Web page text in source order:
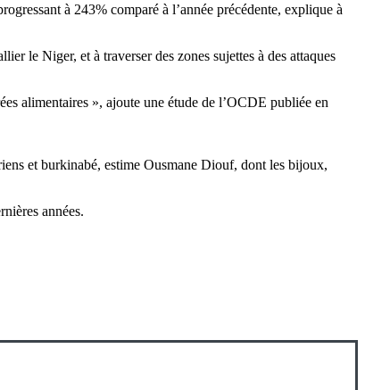
à 243% comparé à l’année précédente, explique à
le Niger, et à traverser des zones sujettes à des attaques
alimentaires », ajoute une étude de l’OCDE publiée en
et burkinabé, estime Ousmane Diouf, dont les bijoux,
années.